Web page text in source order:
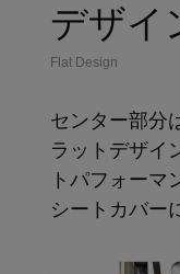
デザイ
Flat Design
センター部分
ラットデザイ
トパフォーマ
シートカバー